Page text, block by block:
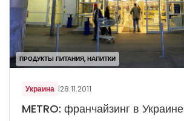
ПРОДУКТЫ ПИТАНИЯ, НАПИТКИ
Украина |28.11.2011
METRO: франчайзинг в Украине